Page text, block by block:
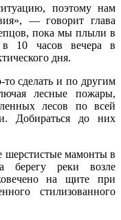
поэтому нам
— говорит глава
пока мы плыли в
10 часов вечера в
дня.
то сделать и по другим
лесные пожары,
лесов по всей
Добираться до них
шерстистые мамонты в
берегу реки возле
на щите при
стилизованного